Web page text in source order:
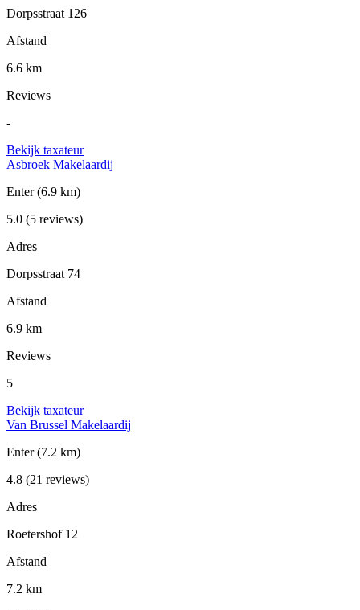
Dorpsstraat 126
Afstand
6.6 km
Reviews
-
Bekijk taxateur
Asbroek Makelaardij
Enter(6.9 km)
5.0 (5 reviews)
Adres
Dorpsstraat 74
Afstand
6.9 km
Reviews
5
Bekijk taxateur
Van Brussel Makelaardij
Enter(7.2 km)
4.8 (21 reviews)
Adres
Roetershof 12
Afstand
7.2 km